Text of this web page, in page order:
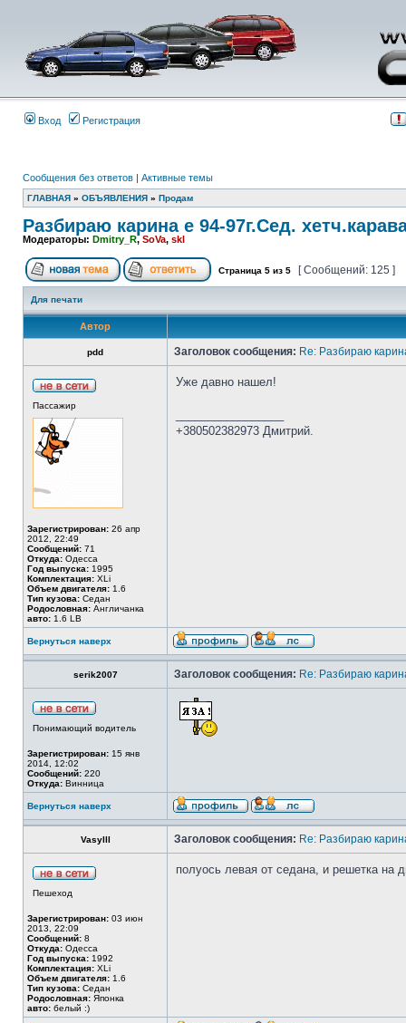
Вход Регистрация
Сообщения без ответов | Активные темы
ГЛАВНАЯ » ОБЪЯВЛЕНИЯ » Продам
Разбираю карина е 94-97г.Сед.
Модераторы: Dmitry_R,SoVa, skl
Страница 5 из 5 [ Сообщений: 125 ]
Для печати
Автор
pdd Заголовок сообщения: Re: Разбираю
Пассажир
Зарегистрирован: 26 апр
2012, 22:49
Сообщений: 71
Откуда: Одесса
Год выпуска: 1995
Комплектация: XLi
Объем двигателя: 1.6
Тип кузова: Седан
Родословная: Англичанка
авто: 1.6 LB
Уже давно нашел!
+380502382973 Дмитрий.
Вернуться наверх
serik2007 Заголовок сообщения: Re: Разбираю
Понимающий водитель
Зарегистрирован: 15 янв
2014, 12:02
Сообщений: 220
Откуда: Винница
Вернуться наверх
Vasylll Заголовок сообщения: Re: Разбираю
Пешеход
Зарегистрирован: 03 июн
2013, 22:09
Сообщений: 8
Откуда: Одесса
Год выпуска: 1992
Комплектация: XLi
Объем двигателя: 1.6
Тип кузова: Седан
Родословная: Японка
авто: белый :)
полуось левая от седана, и решетка на